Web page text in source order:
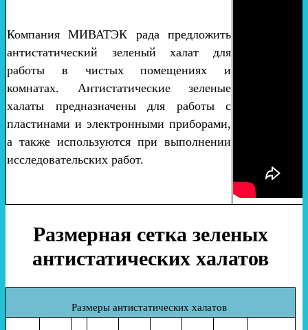
Компания МИВАТЭК рада предложить
антистатический зеленый халат для
работы в чистых помещениях и
комнатах. Антистатические зеленые
халаты предназначены для работы с
пластинами и электронными приборами,
а также используются при выполнении
исследовательских работ.
Размерная сетка зеленых
антистатических халатов
Размеры антистатических халатов